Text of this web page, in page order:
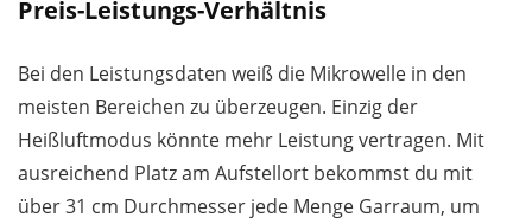
Preis-Leistungs-Verhältnis
Bei den Leistungsdaten weiß die Mikrowelle in den
meisten Bereichen zu überzeugen. Einzig der
Heißluftmodus könnte mehr Leistung vertragen. Mit
ausreichend Platz am Aufstellort bekommst du mit
über 31 cm Durchmesser jede Menge Garraum, um